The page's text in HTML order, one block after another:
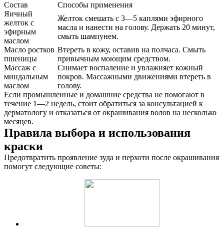
Состав
Способы применения
Яичный
желток с
эфирным
маслом
Желток смешать с 3—5 каплями эфирного
масла и нанести на голову. Держать 20 минут,
смыть шампунем.
Масло ростков
пшеницы
Втереть в кожу, оставив на полчаса. Смыть
привычным моющим средством.
Массаж с
миндальным
маслом
Снимает воспаление и увлажняет кожный
покров. Массажными движениями втереть в
голову.
Если промышленные и домашние средства не помогают в
течение 1—2 недель, стоит обратиться за консультацией к
дерматологу и отказаться от окрашивания волов на несколько
месяцев.
Правила выбора и использования
краски
Предотвратить проявление зуда и перхоти после окрашивания
помогут следующие советы: